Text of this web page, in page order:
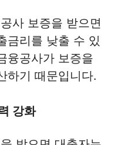
사 보증을 받으면
금리를 낮출 수 있
융공사가 보증을
하기 때문입니다.
강화